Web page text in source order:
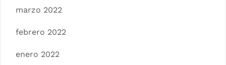
marzo 2022
febrero 2022
enero 2022